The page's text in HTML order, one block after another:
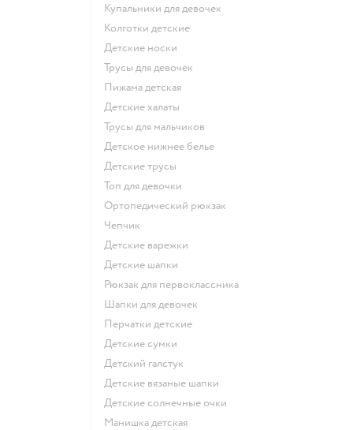
Купальники для девочек
Колготки детские
Детские носки
Трусы для девочек
Пижама детская
Детские халаты
Трусы для мальчиков
Детское нижнее белье
Детские трусы
Топ для девочки
Ортопедический рюкзак
Чепчик
Детские варежки
Детские шапки
Рюкзак для первоклассника
Шапки для девочек
Перчатки детские
Детские сумки
Детский галстук
Детские вязаные шапки
Детские солнечные очки
Манишка детская